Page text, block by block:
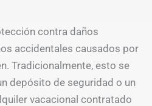
contra daños
accidentales causados por
Tradicionalmente, esto se
depósito de seguridad o un
vacacional contratado